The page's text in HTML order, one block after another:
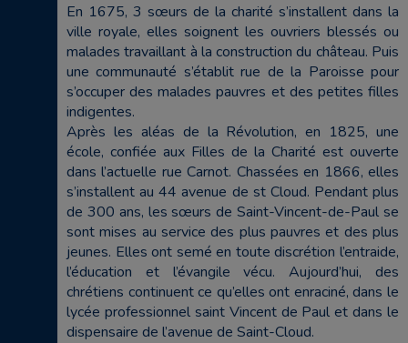
En 1675, 3 sœurs de la charité s’installent dans la
ville royale, elles soignent les ouvriers blessés ou
malades travaillant à la construction du château. Puis
une communauté s’établit rue de la Paroisse pour
s’occuper des malades pauvres et des petites filles
indigentes.
Après les aléas de la Révolution, en 1825, une
école, confiée aux Filles de la Charité est ouverte
dans l’actuelle rue Carnot. Chassées en 1866, elles
s’installent au 44 avenue de st Cloud. Pendant plus
de 300 ans, les sœurs de Saint-Vincent-de-Paul se
sont mises au service des plus pauvres et des plus
jeunes. Elles ont semé en toute discrétion l’entraide,
l’éducation et l’évangile vécu. Aujourd’hui, des
chrétiens continuent ce qu’elles ont enraciné, dans le
lycée professionnel saint Vincent de Paul et dans le
dispensaire de l’avenue de Saint-Cloud.